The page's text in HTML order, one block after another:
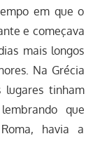
em que o
e começava
mais longos
Na Grécia
lugares tinham
que
havia a